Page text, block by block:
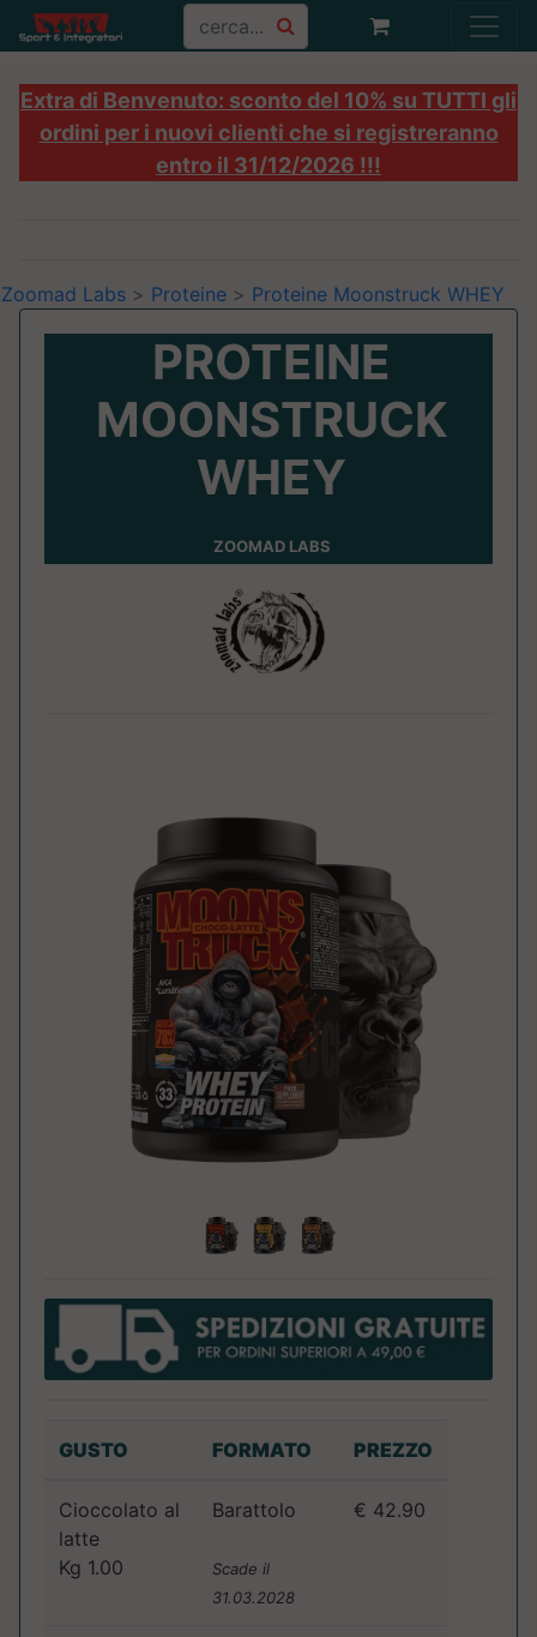
Extra di Benvenuto: sconto del 10% su TUTTI gli
ordini per i nuovi clienti che si registreranno
entro il 31/12/2026 !!!
Zoomad Labs > Proteine > Proteine Moonstruck WHEY
PROTEINE
MOONSTRUCK
WHEY
ZOOMAD LABS
GUSTO FORMATO PREZZO
Cioccolato al
latte
Kg 1.00
Barattolo
Scade il
31.03.2028
€ 42.90